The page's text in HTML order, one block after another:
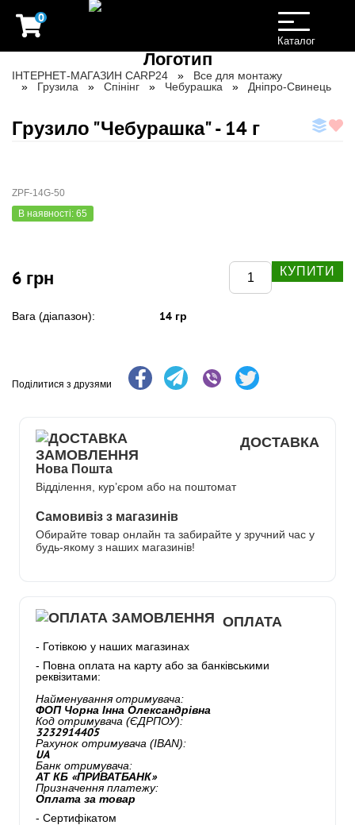
0
Toggle
navigation
Каталог
ІНТЕРНЕТ-МАГАЗИН CARP24
Все для монтажу
Грузила
Спінінг Чебурашка Дніпро-Свинець
Грузило "Чебурашка" - 14 г
ZPF-14G-50
В наявності: 65
6 грн КУПИТИ
Вага (діапазон): 14 гр
Поділитися з друзями
ДОСТАВКА
Нова Пошта
Відділення, кур’єром або на поштомат
Самовивіз з магазинів
Обирайте товар онлайн та забирайте у зручний час у
будь-якому з наших магазинів!
ОПЛАТА
- Готівкою у наших магазинах
- Повна оплата на карту або за банківськими
реквізитами:
Найменування отримувача:
ФОП Чорна Інна Олександрівна
Код отримувача (ЄДРПОУ):
3232914405
Рахунок отримувача (IBAN):
UA
Банк отримувача:
АТ КБ «ПРИВАТБАНК»
Призначення платежу:
Оплата за товар
- Сертифікатом